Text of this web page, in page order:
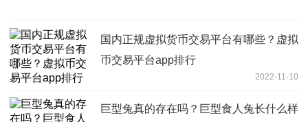
国内正规虚拟货币交易平台有哪些？虚拟
币交易平台app排行
2022-11-10
巨型兔真的存在吗？巨型食人兔长什么样